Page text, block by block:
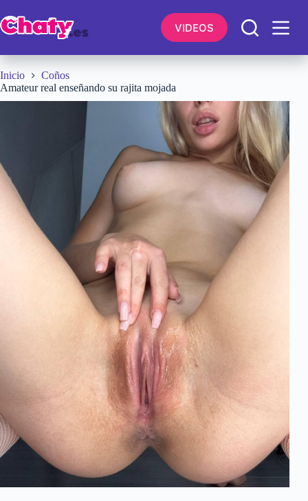
al
contenido
VIDEOS
Inicio
Coños
Amateur real enseñando su rajita mojada